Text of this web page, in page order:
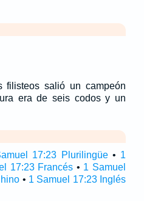
filisteos salió un campeón
era de seis codos y un
17:23 Plurilingüe• 1
17:23 Francés • 1 Samuel
• 1 Samuel 17:23 Inglés